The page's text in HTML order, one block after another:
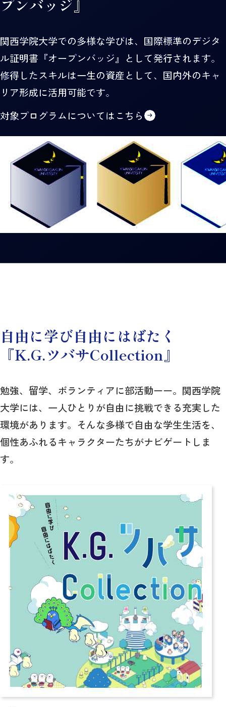
スタディスキルセミナー
課題や研究論文など、文章で自らの考えを表現
するために必要なライティングスキル・論理的
思考力を修得できるプログラムを提供していま
全学科目について
躍するリーダーを目指す学生のためのプログラ
ムです。
言語教育プログラム
英語をはじめとした世界11言語のほか、日本手
グローバルチャレンジ制度
と共修する科目等へのチャレンジを強く推奨す
る制度です。
国際教育について
起業家育成
経営者から直接学び、実際に起業を体験できる
独自のプログラムを実施しています。
正課外教育としてのスポーツ活動について
地域・社会貢献活動について
プンバッジ』
関西学院大学での多様な学びは、国際標準のデジタ
ル証明書『オープンバッジ』として発行されます。
修得したスキルは一生の資産として、国内外のキャ
リア形成に活用可能です。
対象プログラムについてはこちら
自由に学び自由にはばたく
『K.G.ツバサCollection』
勉強、留学、ボランティアに部活動ーー。関西学院
大学には、一人ひとりが自由に挑戦できる充実した
環境があります。そんな多様で自由な学生生活を、
個性あふれるキャラクターたちがナビゲートしま
す。